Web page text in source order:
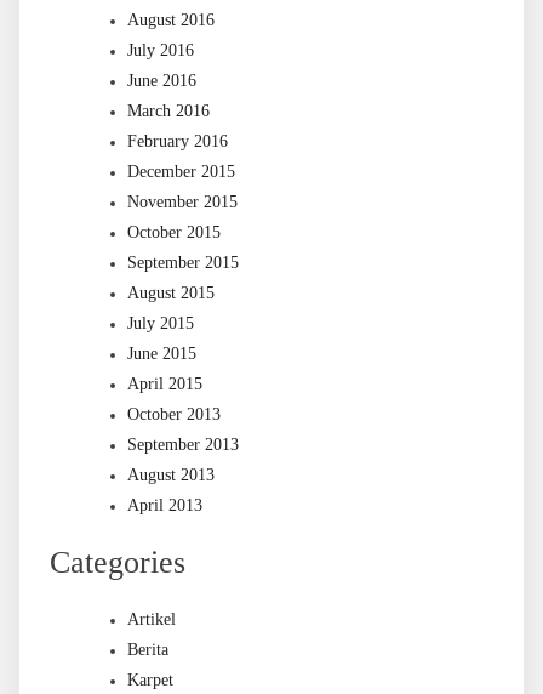
August 2016
July 2016
June 2016
March 2016
February 2016
December 2015
November 2015
October 2015
September 2015
August 2015
July 2015
June 2015
April 2015
October 2013
September 2013
August 2013
April 2013
Categories
Artikel
Berita
Karpet